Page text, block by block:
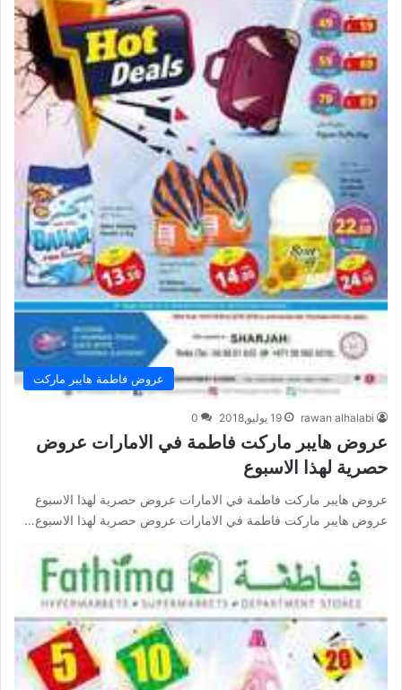
عروض فاطمة هايبر ماركت
rawan alhalabi 19 يوليو,2018 0
عروض هايبر ماركت فاطمة في الامارات عروض
حصرية لهذا الاسبوع
عروض هايبر ماركت فاطمة في الامارات عروض حصرية لهذا الاسبوع
عروض هايبر ماركت فاطمة في الامارات عروض حصرية لهذا الاسبوع…